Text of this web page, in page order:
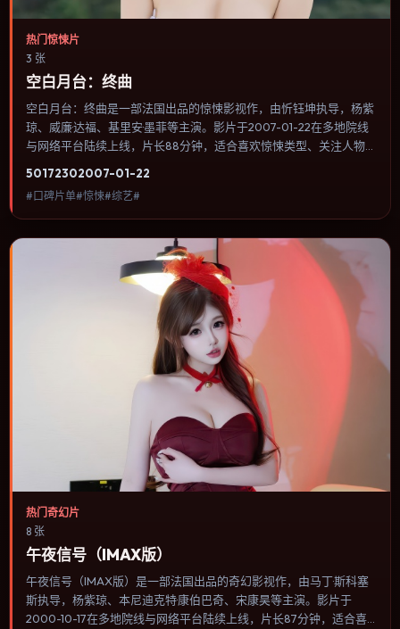
热门惊悚片
3 张
空白月台：终曲
空白月台：终曲是一部法国出品的惊悚影视作，由忻钰坤执导，杨紫
琼、威廉·达福、基里安·墨菲等主演。影片于2007-01-22在多地院线
与网络平台陆续上线，片长88分钟，适合喜欢惊悚类型、关注人物
语言统一，可作为休闲观影或类型片补片的选择。
50172302007-01-22
#口碑片单#惊悚#综艺#
热门奇幻片
8 张
午夜信号（IMAX版）
午夜信号（IMAX版）是一部法国出品的奇幻影视作，由马丁·斯科塞
斯执导，杨紫琼、本尼迪克特·康伯巴奇、宋康昊等主演。影片于
2000-10-17在多地院线与网络平台陆续上线，片长87分钟，适合喜